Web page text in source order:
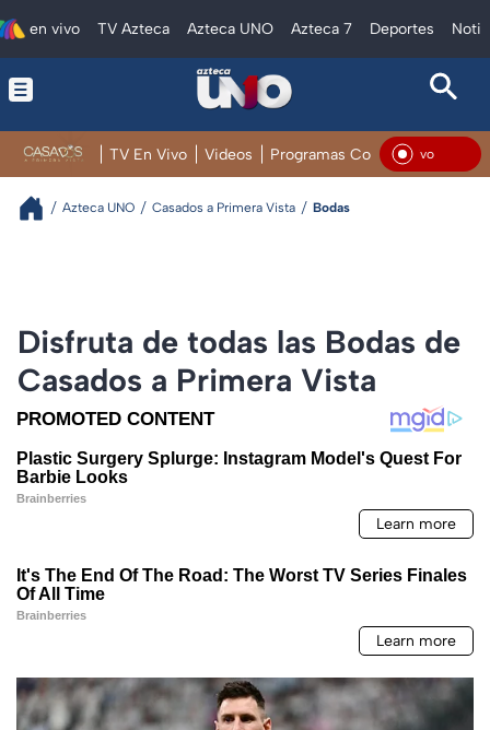
en vivo TV Azteca Azteca UNO Azteca 7 Deportes
TV En Vivo Videos Programas Completos
En Vivo
Azteca UNO Casados a Primera Vista Bodas
Disfruta de todas las Bodas de
Casados a Primera Vista